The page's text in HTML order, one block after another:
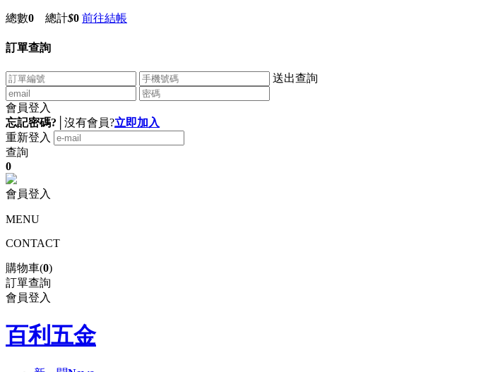
總數0 總計$0 前往結帳
訂單查詢
送出查詢
會員登入
忘記密碼?
沒有會員?立即加入
重新登入
查詢
0
會員登入
MENU
CONTACT
購物車(0)
訂單查詢
會員登入
百利五金